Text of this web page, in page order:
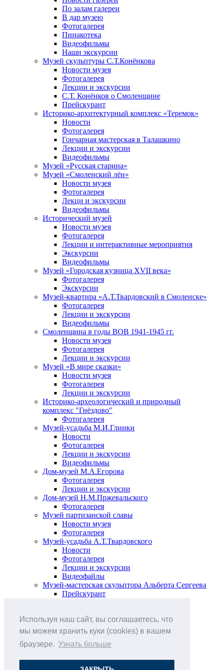
Используя наш сайт, вы соглашаетесь, что
мы можем хранить куки (cookies) в вашем
браузере. Узнать больше
По залам галереи
В дар музею
Фотогалерея
Пинакотека
Видеофильмы
Наши экскурсии
Музей скульптуры С.Т.Конёнкова
Новости музея
Фотогалерея
Лекции и экскурсии
С.Т. Конёнков о Смоленщине
Прейскурант
Историко-архитектурный комплекс «Теремок»
Новости
Фотогалерея
Гончарная мастерская в Талашкино
Лекции и экскурсии
Видеофильмы
Музей «Русская старина»
Музей «Смоленский лён»
Новости музея
Фотогалерея
Лекци и экскурсии
Видеофильмы
Исторический музей
Новости музея
Фотогалерея
Лекции и интерактивные мероприятия
Экскурсии
Видеофильмы
Музей «Городская кузница XVII века»
Фотогалерея
Экскурсии
Музей-квартира «А.Т.Твардовский в Смоленске»
Фотогалерея
Лекции и экскурсии
Видеофильмы
Смоленщина в годы ВОВ 1941-1945 гг.
Новости музея
Фотогалерея
Лекции и экскурсии
Музей «В мире сказки»
Новости музея
Фотогалерея
Лекции и экскурсии
Историко-археологический и природный
комплекс "Гнёздово"
Фотогалерея
Музей-усадьба М.И.Глинки
Новости
Фотогалерея
Лекции и экскурсии
Видеофильмы
Дом-музей М.А.Егорова
Фотогалерея
Лекции и экскурсии
Дом-музей Н.М.Пржевальского
Фотогалерея
Музей партизанской славы
Новости музея
Фотогалерея
Музей-усадьба А.Т.Твардовского
Новости
Фотогалерея
Лекции и экскурсии
Видеофайлы
Музей-мастерская скульптора Альберта Сергеева
Прейскурант
Анонс мероприятий
Виртуальные выставки
О музее